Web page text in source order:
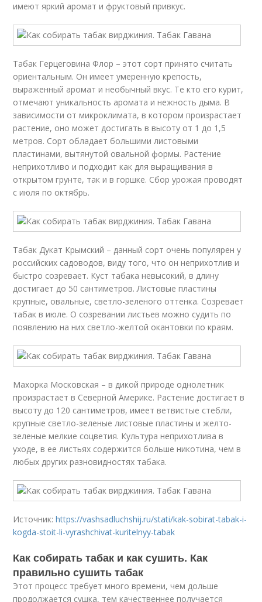
имеют яркий аромат и фруктовый привкус.
Табак Герцеговина Флор – этот сорт принято считать
ориентальным. Он имеет умеренную крепость,
выраженный аромат и необычный вкус. Те кто его курит,
отмечают уникальность аромата и нежность дыма. В
зависимости от микроклимата, в котором произрастает
растение, оно может достигать в высоту от 1 до 1,5
метров. Сорт обладает большими листовыми
пластинами, вытянутой овальной формы. Растение
неприхотливо и подходит как для выращивания в
открытом грунте, так и в горшке. Сбор урожая проводят
с июля по октябрь.
Табак Дукат Крымский – данный сорт очень популярен у
российских садоводов, виду того, что он неприхотлив и
быстро созревает. Куст табака невысокий, в длину
достигает до 50 сантиметров. Листовые пластины
крупные, овальные, светло-зеленого оттенка. Созревает
табак в июле. О созревании листьев можно судить по
появлению на них светло-желтой окантовки по краям.
Махорка Московская – в дикой природе однолетник
произрастает в Северной Америке. Растение достигает в
высоту до 120 сантиметров, имеет ветвистые стебли,
крупные светло-зеленые листовые пластины и желто-
зеленые мелкие соцветия. Культура неприхотлива в
уходе, в ее листьях содержится больше никотина, чем в
любых других разновидностях табака.
Источник:https://vashsadluchshij.ru/stati/kak-sobirat-tabak-i-
kogda-stoit-li-vyrashchivat-kuritelnyy-tabak
Как собирать табак и как сушить. Как
правильно сушить табак
Этот процесс требует много времени, чем дольше
продолжается сушка, тем качественнее получается